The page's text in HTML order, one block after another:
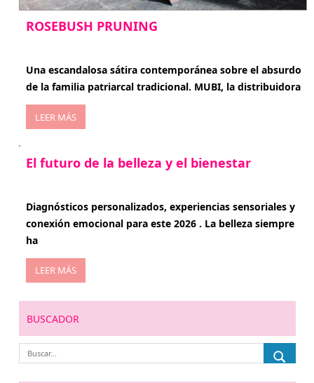
ROSEBUSH PRUNING
Una escandalosa sátira contemporánea sobre el absurdo
de la familia patriarcal tradicional. MUBI, la distribuidora
LEER MÁS
El futuro de la belleza y el bienestar
Diagnósticos personalizados, experiencias sensoriales y
conexión emocional para este 2026 . La belleza siempre
ha
LEER MÁS
BUSCADOR